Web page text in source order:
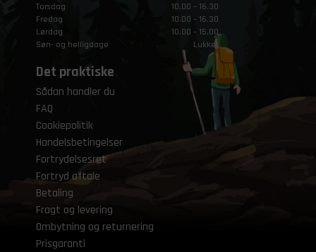
Torsdag
10.00 – 16.30
Fredag
10.00 – 16.30
Lørdag
10.00 – 15.00
Søn- og helligdage
Lukket
Det praktiske
Sådan handler du
FAQ
Cookiepolitik
Handelsbetingelser
Fortrydelsesret
Fortryd aftale
Betaling
Fragt og levering
Ombytning og returnering
Prisgaranti